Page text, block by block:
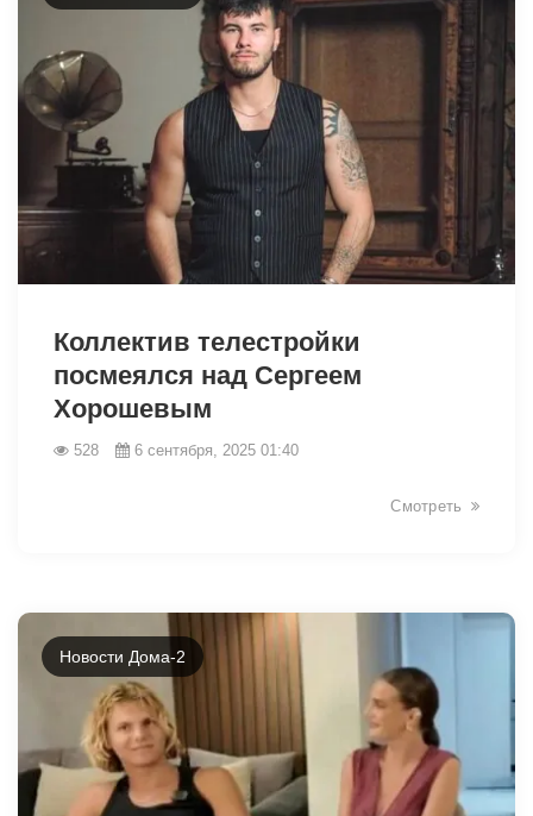
13340
Коллектив телестройки
посмеялся над Сергеем
Хорошевым
528 6 сентября, 2025 01:40
Смотреть
Новости Дома-2